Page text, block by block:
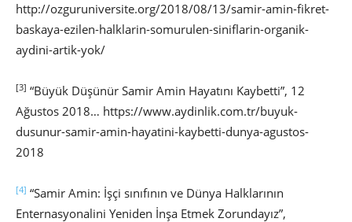
http://ozguruniversite.org/2018/08/13/samir-amin-fikret-
baskaya-ezilen-halklarin-somurulen-siniflarin-organik-
aydini-artik-yok/
[3] “Büyük Düşünür Samir Amin Hayatını Kaybetti”, 12
Ağustos 2018… https://www.aydinlik.com.tr/buyuk-
dusunur-samir-amin-hayatini-kaybetti-dunya-agustos-
2018
[4] “Samir Amin: İşçi sınıfının ve Dünya Halklarının
Enternasyonalini Yeniden İnşa Etmek Zorundayız”,